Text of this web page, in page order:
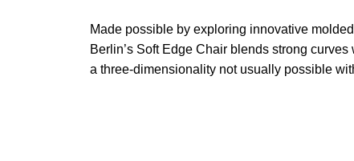
Made possible by exploring innovative
Berlin’s Soft Edge Chair blends strong
a three-dimensionality not usually possible